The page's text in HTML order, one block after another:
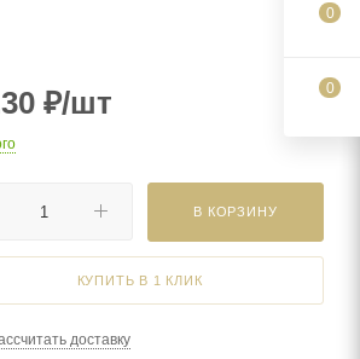
₽/шт
В КОРЗИНУ
КУПИТЬ В 1 КЛИК
доставку
0
0